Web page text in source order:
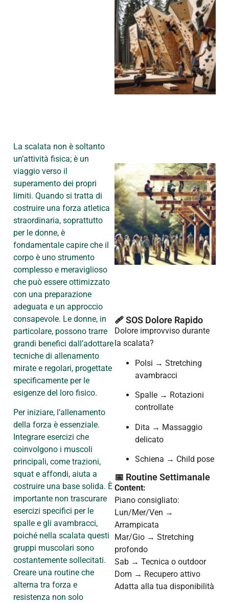
La scalata non è soltanto
un’attività fisica; è un
viaggio verso il
superamento dei propri
limiti. Quando si tratta di
costruire una forza atletica
straordinaria, soprattutto
per le donne, è
fondamentale capire che il
corpo è uno strumento
complesso e meraviglioso
che può essere ottimizzato
con una preparazione
adeguata e un approccio
consapevole. Le donne, in
particolare, possono trarre
grandi benefici dall’adottare
tecniche di allenamento
mirate e regolari, progettate
specificamente per le
esigenze del loro fisico.
Per iniziare, l’allenamento
della forza è essenziale.
Integrare esercizi che
coinvolgono i muscoli
principali, come trazioni,
squat e affondi, aiuta a
costruire una base solida. È
importante non trascurare
esercizi specifici per le
spalle e gli avambracci,
poiché nella scalata questi
gruppi muscolari sono
costantemente sollecitati.
Creare una routine che
alterna tra forza e
resistenza non solo
🩹 SOS Dolore Rapido
Dolore improvviso durante
la scalata?
Polsi → Stretching
avambracci
Spalle → Rotazioni
controllate
Dita → Massaggio
delicato
Schiena → Child pose
📅 Routine Settimanale
Content:
Piano consigliato:
Lun/Mer/Ven →
Arrampicata
Mar/Gio → Stretching
profondo
Sab → Tecnica o outdoor
Dom → Recupero attivo
Adatta alla tua disponibilità